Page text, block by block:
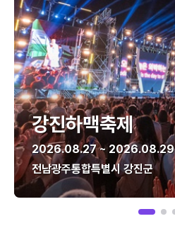
강진하맥축제
2026.08.27 ~ 2026.08.29
전남광주통합특별시 강진군